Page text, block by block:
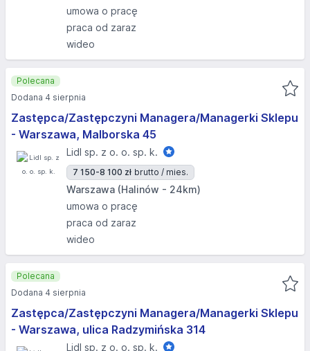
umowa o pracę
praca od zaraz
wideo
Zastępca/Zastępczyni Managera/Managerki Sklepu
- Warszawa, Malborska 45
Lidl sp. z o. o. sp. k.
7 150-8 100 zł brutto / mies.
Warszawa (Halinów - 24km)
umowa o pracę
praca od zaraz
wideo
Polecana
Dodana 4 sierpnia
Zastępca/Zastępczyni Managera/Managerki Sklepu
- Warszawa, ulica Radzymińska 314
Lidl sp. z o. o. sp. k.
Polecana
Dodana 4 sierpnia